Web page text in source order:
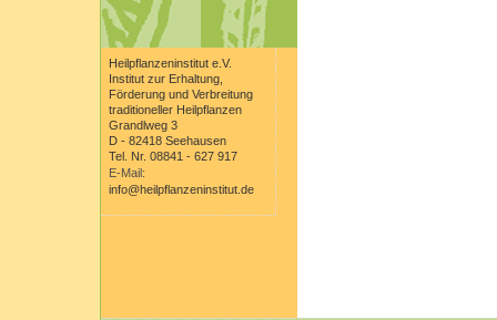
Heilpflanzeninstitut e.V.
Institut zur Erhaltung,
Förderung und Verbreitung
traditioneller Heilpflanzen
Grandlweg 3
D - 82418 Seehausen
Tel. Nr. 08841 - 627 917
E-Mail:
info@heilpflanzeninstitut.de